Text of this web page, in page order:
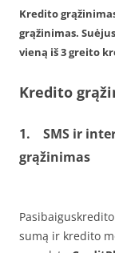
Kredito
grąžinimas.
vieną iš 3 greito
Kredito
1. SMS ir
grąžinimas
sumą ir kredito